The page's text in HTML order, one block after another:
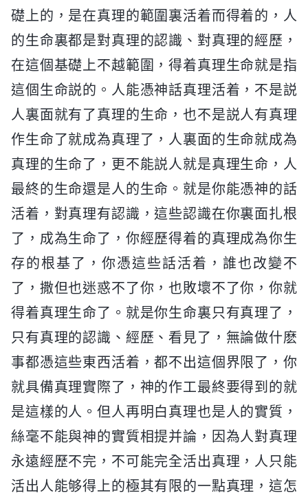
礎上的，是在真理的範圍裏活着而得着的，人
的生命裏都是對真理的認識、對真理的經歷，
在這個基礎上不越範圍，得着真理生命就是指
這個生命説的。人能憑神話真理活着，不是説
人裏面就有了真理的生命，也不是説人有真理
作生命了就成為真理了，人裏面的生命就成為
真理的生命了，更不能説人就是真理生命，人
最終的生命還是人的生命。就是你能憑神的話
活着，對真理有認識，這些認識在你裏面扎根
了，成為生命了，你經歷得着的真理成為你生
存的根基了，你憑這些話活着，誰也改變不
了，撒但也迷惑不了你，也敗壞不了你，你就
得着真理生命了。就是你生命裏只有真理了，
只有真理的認識、經歷、看見了，無論做什麽
事都憑這些東西活着，都不出這個界限了，你
就具備真理實際了，神的作工最終要得到的就
是這樣的人。但人再明白真理也是人的實質，
絲毫不能與神的實質相提并論，因為人對真理
永遠經歷不完，不可能完全活出真理，人只能
活出人能够得上的極其有限的一點真理，這怎